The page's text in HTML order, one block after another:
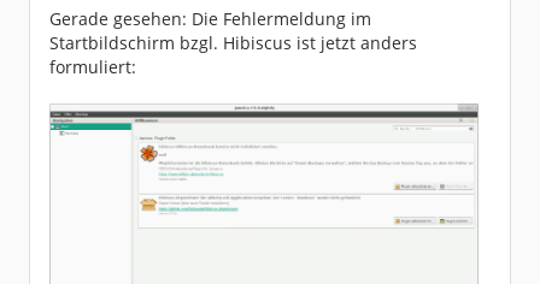
Gerade gesehen: Die Fehlermeldung im
Startbildschirm bzgl. Hibiscus ist jetzt anders
formuliert: